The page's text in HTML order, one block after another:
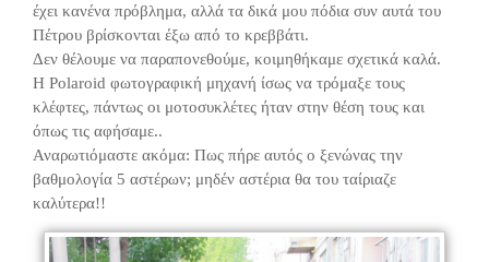
έχει κανένα πρόβλημα, αλλά τα δικά μου πόδια συν αυτά του
Πέτρου βρίσκονται έξω από το κρεββάτι.
Δεν θέλουμε να παραπονεθούμε, κοιμηθήκαμε σχετικά καλά.
Η Polaroid φωτογραφική μηχανή ίσως να τρόμαξε τους
κλέφτες, πάντως οι μοτοσυκλέτες ήταν στην θέση τους και
όπως τις αφήσαμε..
Αναρωτιόμαστε ακόμα: Πως πήρε αυτός ο ξενώνας την
βαθμολογία 5 αστέρων; μηδέν αστέρια θα του ταίριαζε
καλύτερα!!